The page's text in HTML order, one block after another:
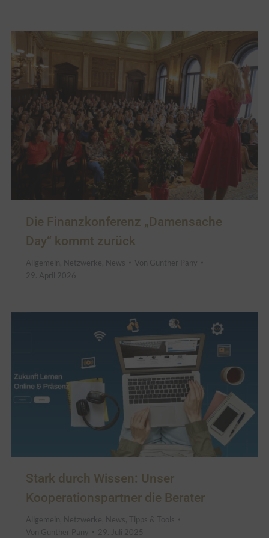
Die Finanzkonferenz „Damensache
Day“ kommt zurück
Allgemein Netzwerke News Von Gunther Pany
29. April 2026
Stark durch Wissen: Unser
Kooperationspartner die Berater
Allgemein Netzwerke News
Tipps & Tools
Von Gunther Pany 29. Juli 2025